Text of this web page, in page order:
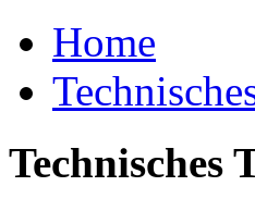
Home
Technisches